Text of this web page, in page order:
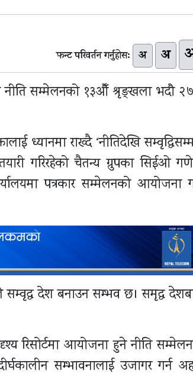
फन्ट परिवर्तन गर्नुहोस: अ अ
नीति सम्मेलनको १३औँ श्रृङ्खला भदौ
ध्यानमा राख्दै ‘नीतिदेखि
तयारी गरिरहेको चैतन्य ग्रुपका सिईओ
पत्रकार सम्मेलनको आयोजना
देश बनाउन सम्भव छ। समृद्ध
रिसोर्टमा आयोजना हुने नीति
सम्भावनालाई उजागर गर्न